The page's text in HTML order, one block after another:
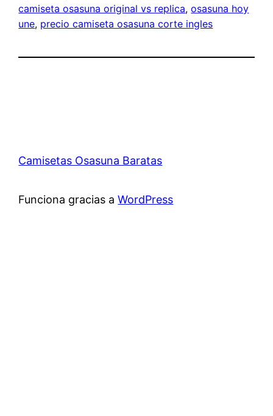
camiseta osasuna original vs replica, osasuna hoy
une, precio camiseta osasuna corte ingles
Camisetas Osasuna Baratas
Funciona gracias aWordPress